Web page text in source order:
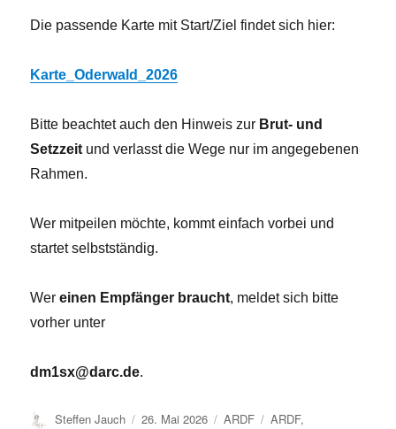
Die passende Karte mit Start/Ziel findet sich hier:
Karte_Oderwald_2026
Bitte beachtet auch den Hinweis zur Brut- und
Setzzeit und verlasst die Wege nur im angegebenen
Rahmen.
Wer mitpeilen möchte, kommt einfach vorbei und
startet selbstständig.
Wereinen Empfänger braucht, meldet sich bitte
vorher unter
dm1sx@darc.de.
Autor
Steffen Jauch
Veröffentlicht
26. Mai 2026 Kategorien
ARDF Schlagwörter
ARDF,